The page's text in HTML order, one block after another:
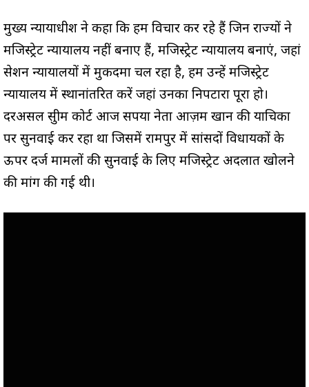
मुख्य न्यायाधीश ने कहा कि हम विचार कर रहे हैं जिन राज्यों ने
मजिस्ट्रेट न्यायालय नहीं बनाए हैं, मजिस्ट्रेट न्यायालय बनाएं, जहां
सेशन न्यायालयों में मुकदमा चल रहा है, हम उन्हें मजिस्ट्रेट
न्यायालय में स्थानांतरित करें जहां उनका निपटारा पूरा हो।
दरअसल सुप्रीम कोर्ट आज सपया नेता आज़म खान की याचिका
पर सुनवाई कर रहा था जिसमें रामपुर में सांसदों विधायकों के
ऊपर दर्ज मामलों की सुनवाई के लिए मजिस्ट्रेट अदलात खोलने
की मांग की गई थी।